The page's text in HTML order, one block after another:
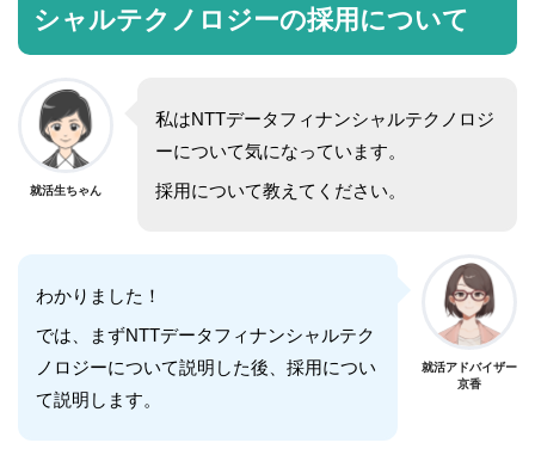
シャルテクノロジーの採用について
就活生ちゃん
私はNTTデータフィナンシャルテクノロジ
ーについて気になっています。
採用について教えてください。
わかりました！
では、まずNTTデータフィナンシャルテク
ノロジーについて説明した後、採用につい
て説明します。
就活アドバイザー
京香